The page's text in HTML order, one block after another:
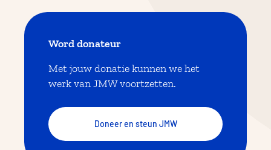
Word donateur
Met jouw donatie kunnen we het
werk van JMW voortzetten.
Doneer en steun JMW